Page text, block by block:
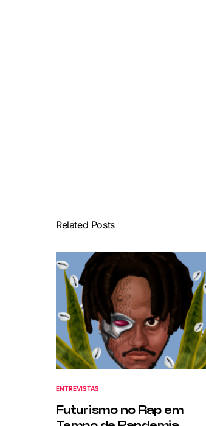
Related Posts
ENTREVISTAS
Futurismo no Rap em